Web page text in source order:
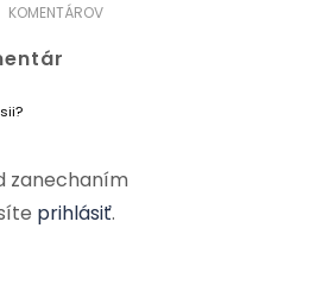
KOMENTÁROV
zanechaním
prihlásiť.